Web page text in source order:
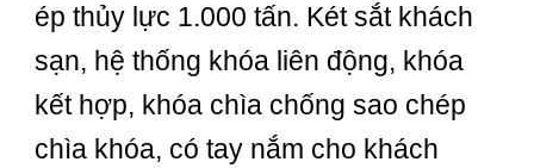
ép thủy lực 1.000 tấn. Két sắt khách
sạn, hệ thống khóa liên động, khóa
kết hợp, khóa chìa chống sao chép
chìa khóa, có tay nắm cho khách